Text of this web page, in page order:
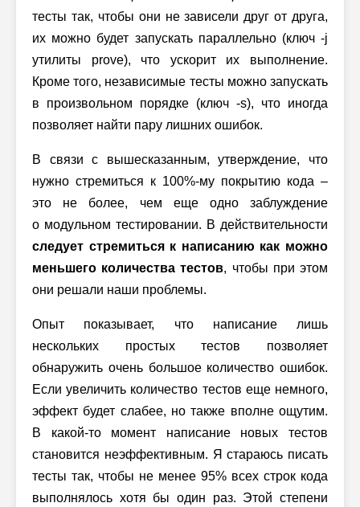
тесты так, чтобы они не зависели друг от друга,
их можно будет запускать параллельно (ключ -j
утилиты prove), что ускорит их выполнение.
Кроме того, независимые тесты можно запускать
в произвольном порядке (ключ -s), что иногда
позволяет найти пару лишних ошибок.
В связи с вышесказанным, утверждение, что
нужно стремиться к 100%-му покрытию кода –
это не более, чем еще одно заблуждение
о модульном тестировании. В действительности
следует стремиться к написанию как можно
меньшего количества тестов, чтобы при этом
они решали наши проблемы.
Опыт показывает, что написание лишь
нескольких простых тестов позволяет
обнаружить очень большое количество ошибок.
Если увеличить количество тестов еще немного,
эффект будет слабее, но также вполне ощутим.
В какой-то момент написание новых тестов
становится неэффективным. Я стараюсь писать
тесты так, чтобы не менее 95% всех строк кода
выполнялось хотя бы один раз. Этой степени